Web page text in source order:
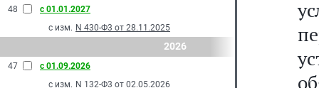
48
с 01.01.2027
с изм. N 430-Ф3 от 28.11.2025
2026
47
с 01.09.2026
с изм. N 132-Ф3 от 02.05.2026